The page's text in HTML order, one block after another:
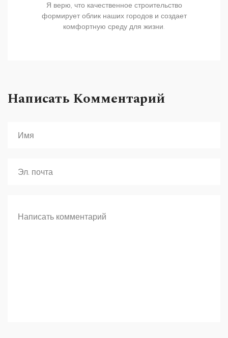
Я верю, что качественное строительство
формирует облик наших городов и создает
комфортную среду для жизни.
Написать Комментарий